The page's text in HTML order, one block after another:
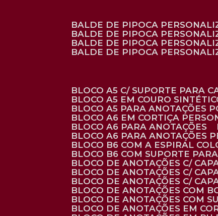
BALDE DE PIPOCA
BALDE DE PIPOCA
BALDE DE PIPOCA
BALDE DE PIPOCA
BLOCO A5 C/ SUPORTE PARA
BLOCO A5 EM COURO
BLOCO A5 PARA ANOTAÇÕES
BLOCO A6 EM CORTIÇA
BLOCO A6 PARA ANOTAÇÕES
BLOCO A6 PARA ANOTAÇÕES
BLOCO B6 COM A ESPIRAL
BLOCO B6 COM SUPORTE
BLOCO DE ANOTAÇÕES C/
BLOCO DE ANOTAÇÕES C/
BLOCO DE ANOTAÇÕES C/
BLOCO DE ANOTAÇÕES COM
BLOCO DE ANOTAÇÕES COM
BLOCO DE ANOTAÇÕES EM